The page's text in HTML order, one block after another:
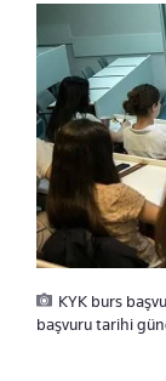
KYK burs
başvuru tarihi